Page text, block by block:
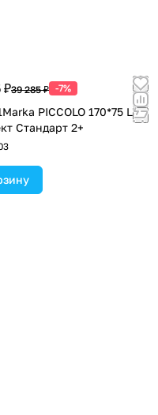
₽39 285 ₽ -7%
PICCOLO 170*75 L
Стандарт 2+